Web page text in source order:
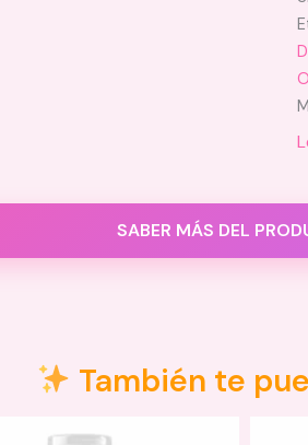
SABER MÁS DEL
También te